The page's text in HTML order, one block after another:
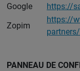
Google
https://
Zopim
https://
PANNEAU DE